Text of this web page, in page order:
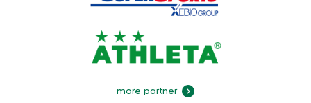
more partner